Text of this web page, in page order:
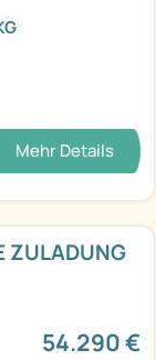
Mehr Details
ZULADUNG
54.290 €